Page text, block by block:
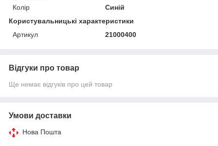
Колір
Синій
Користувальницькі характеристики
Артикул
21000400
Відгуки про товар
Ще немає відгуків про цей товар
Умови доставки
Нова Пошта